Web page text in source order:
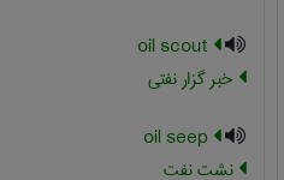
خبر گزار نفتی
نشت نفت